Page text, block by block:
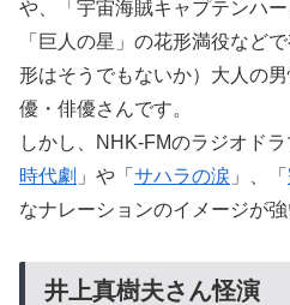
や、「宇宙海賊キャプテンハ
「巨人の星」の花形満役など
形はそうでもないか）大人の
優・俳優さんです。
しかし、NHK-FMのラジオドラ
時代劇 」や「 サハラの涙 」、「
なナレーションのイメージが強
井上真樹夫さん怪演